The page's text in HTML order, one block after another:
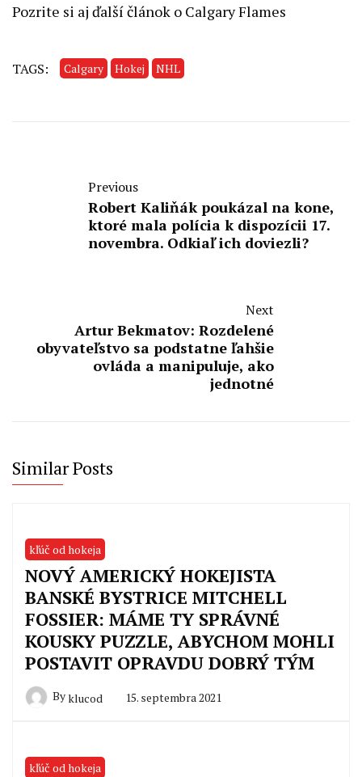
Pozrite si aj ďalší článok o Calgary Flames
TAGS: Calgary Hokej NHL
Previous
Robert Kaliňák poukázal na kone,
ktoré mala polícia k dispozícii 17.
novembra. Odkiaľ ich doviezli?
Next
Artur Bekmatov: Rozdelené
obyvateľstvo sa podstatne ľahšie
ovláda a manipuluje, ako
jednotné
Similar Posts
kľúč od hokeja
NOVÝ AMERICKÝ HOKEJISTA
BANSKÉ BYSTRICE MITCHELL
FOSSIER: MÁME TY SPRÁVNÉ
KOUSKY PUZZLE, ABYCHOM MOHLI
POSTAVIT OPRAVDU DOBRÝ TÝM
Byklucod 15. septembra 2021
kľúč od hokeja